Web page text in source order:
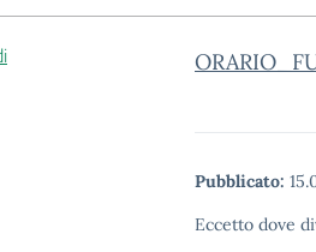
Pubblicato:
Eccetto dove